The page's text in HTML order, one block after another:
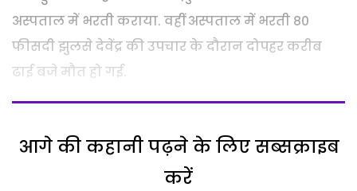
अस्पताल में भरती कराया. वहीं अस्पताल में भरती 80
फीसदी झुलसे देवेंद्र की उपचार के दौरान दोपहर करीब
ढाई बजे मौत हो गई.
आगे की कहानी पढ़ने के लिए सब्सक्राइब
करें